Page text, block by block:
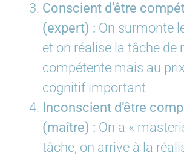
Conscient d’être
(expert) : On surmonte
et on réalise la tâche de
compétente mais au
cognitif important
Inconscient d’être
(maître) : On a «
tâche, on arrive à la